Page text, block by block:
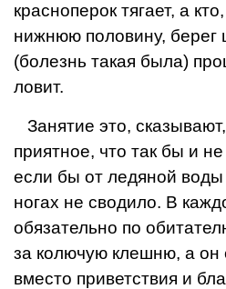
красноперок тягает, а
нижнюю половину,
(болезнь такая была)
ловит.
Занятие это,
приятное, что так бы и
если бы от ледяной
ногах не сводило. В
обязательно по
за колючую клешню, а он
вместо приветствия и